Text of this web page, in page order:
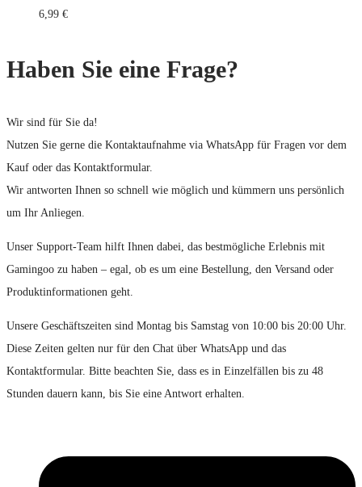
6,99 €
Haben Sie eine Frage?
Wir sind für Sie da!
Nutzen Sie gerne die Kontaktaufnahme via WhatsApp für Fragen vor dem
Kauf oder das Kontaktformular.
Wir antworten Ihnen so schnell wie möglich und kümmern uns persönlich
um Ihr Anliegen.
Unser Support-Team hilft Ihnen dabei, das bestmögliche Erlebnis mit
Gamingoo zu haben – egal, ob es um eine Bestellung, den Versand oder
Produktinformationen geht.
Unsere Geschäftszeiten sind Montag bis Samstag von 10:00 bis 20:00 Uhr.
Diese Zeiten gelten nur für den Chat über WhatsApp und das
Kontaktformular. Bitte beachten Sie, dass es in Einzelfällen bis zu 48
Stunden dauern kann, bis Sie eine Antwort erhalten.